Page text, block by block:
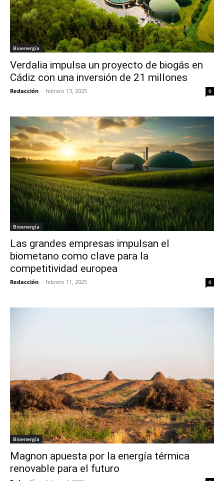
Bioenergía
Verdalia impulsa un proyecto de biogás en
Cádiz con una inversión de 21 millones
Redacción - febrero 13, 2025 0
Bioenergía
Las grandes empresas impulsan el
biometano como clave para la
competitividad europea
Redacción - febrero 11, 2025 0
Bioenergía
Magnon apuesta por la energía térmica
renovable para el futuro